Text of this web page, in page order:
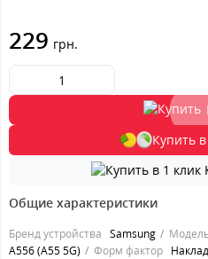
229 грн.
Купить
Общие характеристики
Бренд устройства Samsung
A556 (A55 5G)
Форм фактор